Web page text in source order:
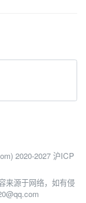
2020-2027 沪ICP
来源于网络，如有侵